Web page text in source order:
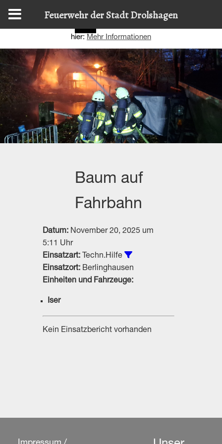
Baum auf
Fahrbahn
Datum:November 20, 2025 um
5:11 Uhr
Einsatzart:Techn.Hilfe
Alle Einsätze vom Typ
Einsatzort:Berlinghausen
Einheiten und Fahrzeuge:
Iser
Kein Einsatzbericht vorhanden
Diese Website nutzt Cookies, um bestmögliche Funktionalität
hier: Mehr Informationen
Feuerwehr der Stadt Drolshagen